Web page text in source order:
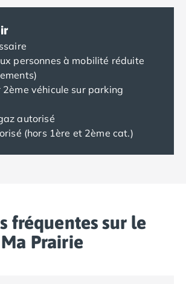
personnes à mobilité réduite
2ème véhicule sur parking
autorisé
(hors 1ère et 2ème cat.)
fréquentes sur le
Prairie